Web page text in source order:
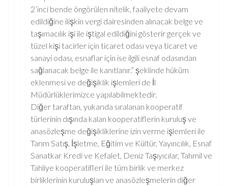
2’inci bende öngörülen nitelik, faaliyete devam
edildiğine ilişkin vergi dairesinden alınacak belge ve
taşımacılık işi ile iştigal edildiğini gösterir gerçek ve
tüzel kişi tacirler için ticaret odası veya ticaret ve
sanayi odası, esnaflar için ise ilgili esnaf odasından
sağlanacak belge ile kanıtlanır.” şeklinde hüküm
eklenmesi ve değişiklik işlemleri de İl
Müdürlüklerimizce yapılabilmektedir.
Diğer taraftan, yukarıda sıralanan kooperatif
türlerinin dışında kalan kooperatiflerin kuruluş ve
anasözleşme değişikliklerine izin verme işlemleri ile
Tarım Satış, İşletme, Eğitim ve Kültür, Yayıncılık, Esnaf
Sanatkar Kredi ve Kefalet, Deniz Taşıyıcılar, Tahmil ve
Tahliye kooperatifleri ile tüm birlik ve merkez
birliklerinin kuruluşları ve anasözleşmelerin diğer